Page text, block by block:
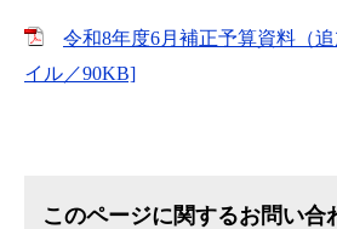
令和8年度6月補正予算資料（
イル／90KB]
このページに関するお問い合